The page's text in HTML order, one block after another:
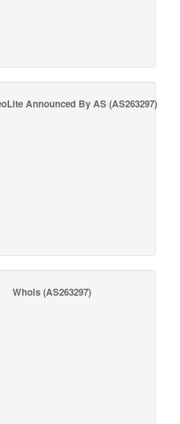
Announced By AS(AS263297)
Whois (AS263297)